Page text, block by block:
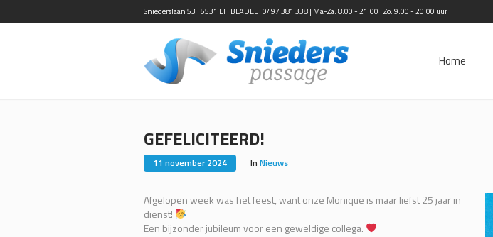
Sniederslaan 53 | 5531 EH BLADEL | 0497 381 338 | Ma-Za: 8:00 - 21:00 | Zo: 9:00 - 20:00 uur
Home
GEFELICITEERD!
11 november 2024 In Nieuws
Afgelopen week was het feest, want onze Monique is maar liefst 25 jaar in
dienst!
Een bijzonder jubileum voor een geweldige collega.